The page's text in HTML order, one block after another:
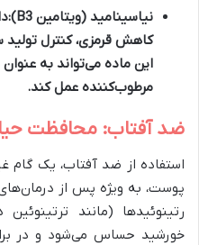
نیاسینامید (ویتامین B3):
کاهش قرمزی، کنترل
این ماده می‌تواند به
مرطوب‌کننده عمل کند.
ضد آفتاب: محافظت
استفاده از ضد آفتاب، یک گام
پوست، به ویژه پس از
رتینوئیدها (مانند
خورشید حساس می‌شود و در